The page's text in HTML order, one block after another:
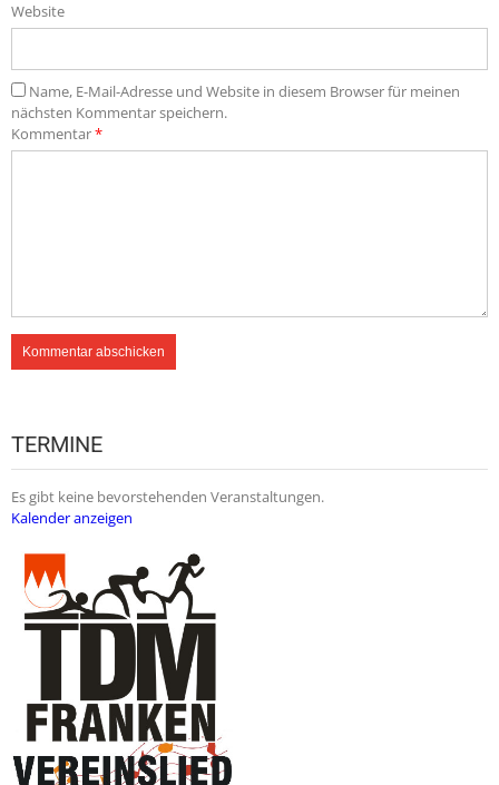
Website
Name, E-Mail-Adresse und Website in diesem Browser für meinen
nächsten Kommentar speichern.
Kommentar*
TERMINE
Es gibt keine bevorstehenden Veranstaltungen.
Kalender anzeigen